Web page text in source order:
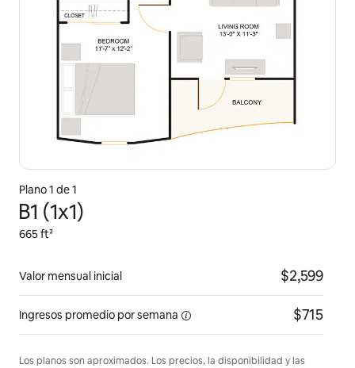
Plano 1 de 1
B1 (1x1)
665 ft²
Valor mensual inicial $2,599
Ingresos promedio por semana $715
Los planos son aproximados. Los precios, la disponibilidad y las